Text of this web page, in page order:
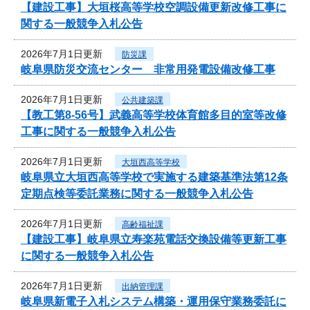
【建設工事】大垣桜高等学校空調設備更新改修工事に
関する一般競争入札公告
2026年7月1日更新 防災課
岐阜県防災交流センター 非常用発電設備改修工事
2026年7月1日更新 公共建築課
【教工第8-56号】武義高等学校体育館多目的室等改修
工事に関する一般競争入札公告
2026年7月1日更新 大垣西高等学校
岐阜県立大垣西高等学校で実施する建築基準法第12条
定期点検等委託業務に関する一般競争入札公告
2026年7月1日更新 高齢福祉課
【建設工事】岐阜県立寿楽苑電話交換設備等更新工事
に関する一般競争入札公告
2026年7月1日更新 出納管理課
岐阜県新電子入札システム構築・運用保守業務委託に